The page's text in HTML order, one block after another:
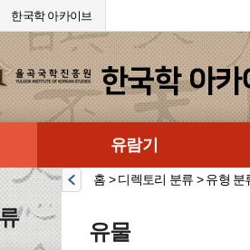
한국학 아카이브
유람기
홈 > 디렉토리 분류 > 유형 분
유물